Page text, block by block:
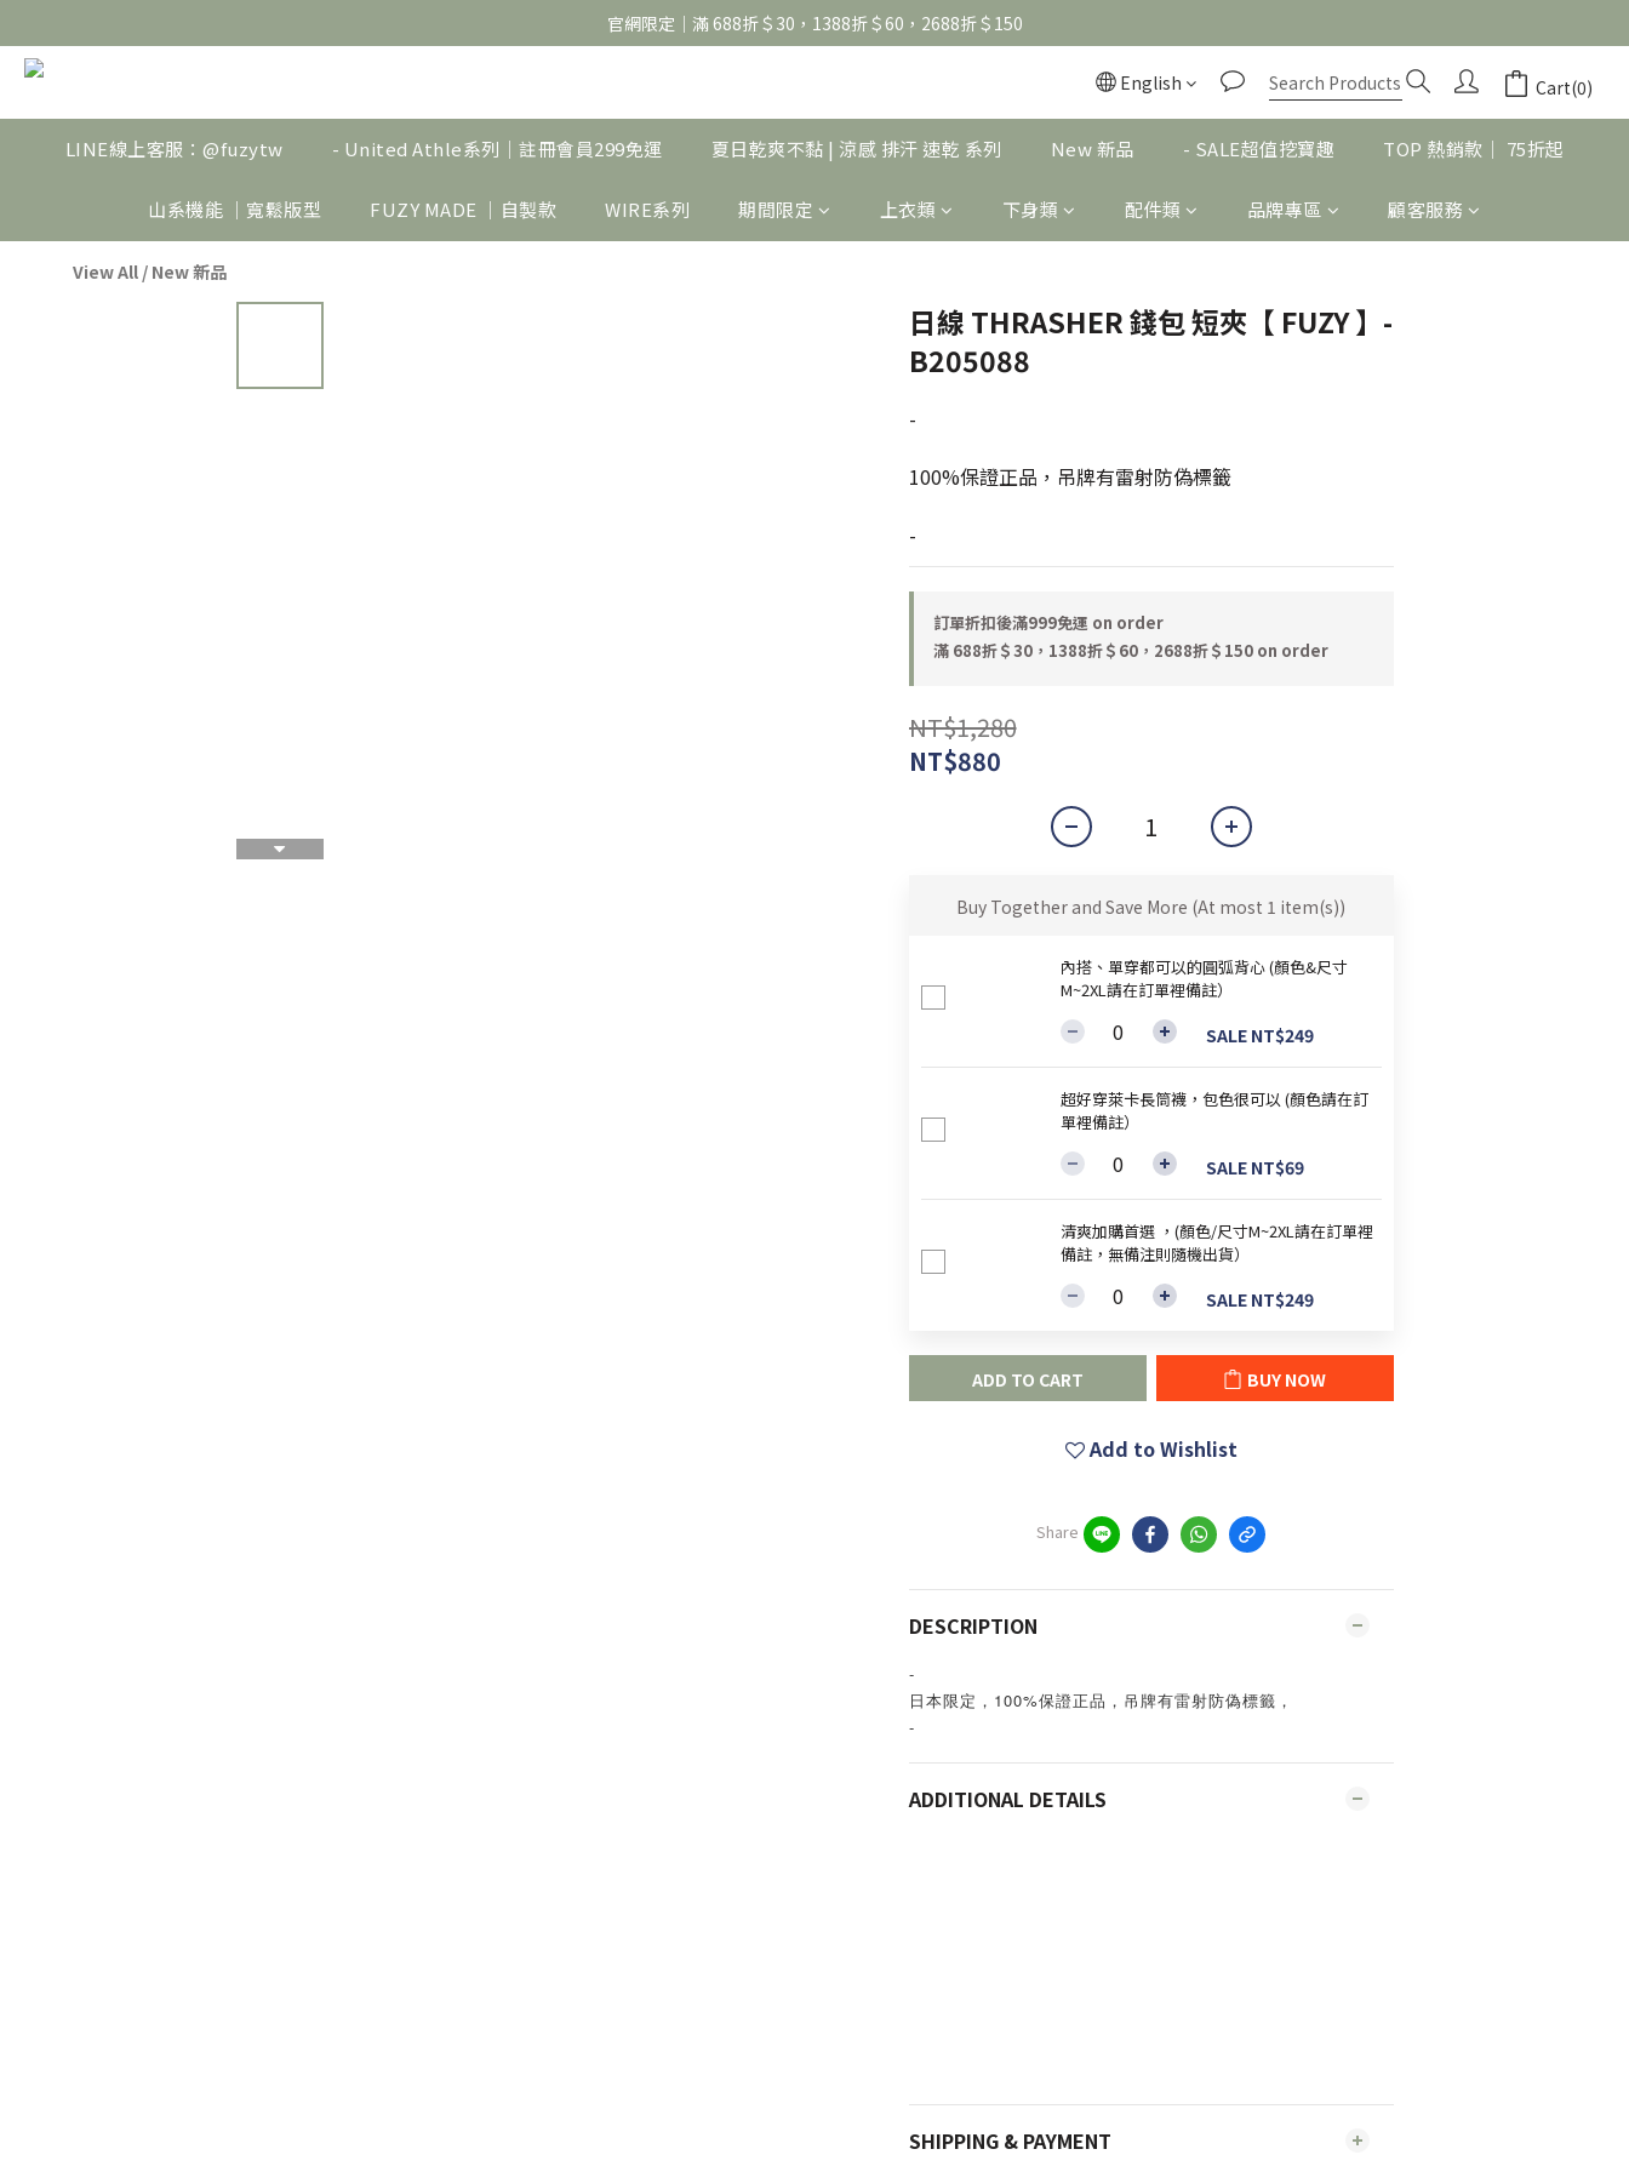
官網限定｜滿 688折＄30，1388折＄60，2688折＄150
官網限定｜滿 688折＄30，1388折＄60，2688折＄150
官網限定｜滿 688折＄30，1388折＄60，2688折＄150
English Cart(0)
LINE線上客服：@fuzytw - United Athle系列｜註冊會員299免運 夏日乾爽不黏 | 涼感 排汗 速乾 系列 New 新品 - SALE超值挖寶趣 TOP 熱銷款｜ 75折起
山系機能 ｜寬鬆版型 FUZY MADE ｜自製款 WIRE系列 期間限定 上衣類 下身類 配件類 品牌專區 顧客服務
View All / New 新品
日線 THRASHER 錢包 短夾【 FUZY 】-
B205088
-
100%保證正品，吊牌有雷射防偽標籤
-
訂單折扣後滿999免運 on order
滿 688折＄30，1388折＄60，2688折＄150 on order
NT$1,280
NT$880
Buy Together and Save More (At most 1 item(s))
內搭、單穿都可以的圓弧背心 (顏色&尺寸
M~2XL請在訂單裡備註）
SALE NT$249
超好穿萊卡長筒襪，包色很可以 (顏色請在訂
單裡備註）
SALE NT$69
清爽加購首選 ，(顏色/尺寸M~2XL請在訂單裡
備註，無備注則隨機出貨）
SALE NT$249
ADD TO CART BUY NOW
Add to Wishlist
Share
DESCRIPTION
-
日本限定，100%保證正品，吊牌有雷射防偽標籤，
-
ADDITIONAL DETAILS
SHIPPING & PAYMENT
BUY NOW